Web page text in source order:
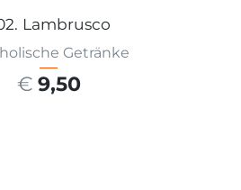
Lambrusco
Getränke
€ 9,50